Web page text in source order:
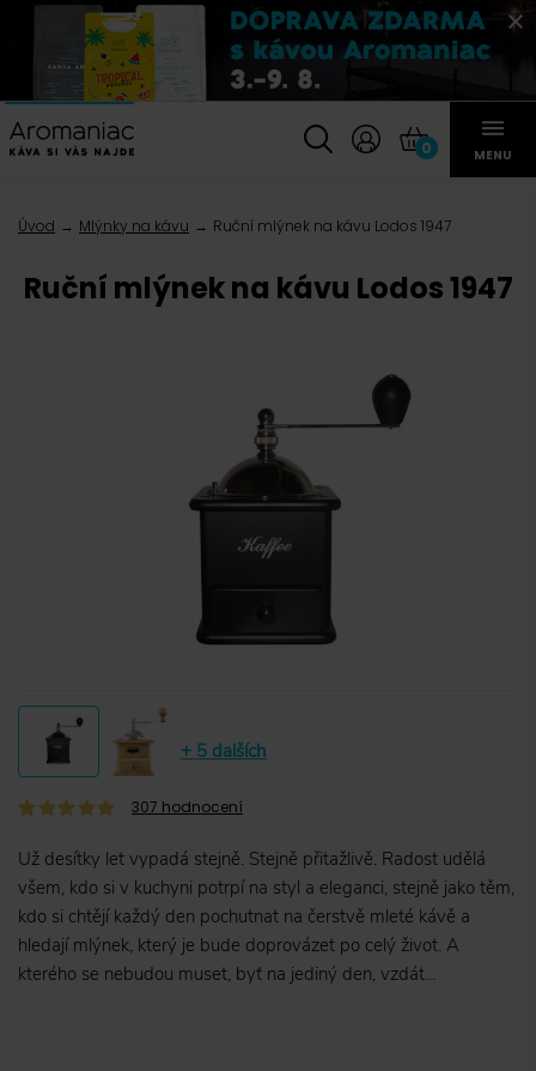
0 MENU
Úvod Mlýnky na kávu Ruční mlýnek na kávu Lodos 1947
Ruční mlýnek na kávu Lodos 1947
+ 5 dalších
307 hodnocení
Už desítky let vypadá stejně. Stejně přitažlivě. Radost udělá
všem, kdo si v kuchyni potrpí na styl a eleganci, stejně jako těm,
kdo si chtějí každý den pochutnat na čerstvě mleté kávě a
hledají mlýnek, který je bude doprovázet po celý život. A
kterého se nebudou muset, byť na jediný den, vzdát...